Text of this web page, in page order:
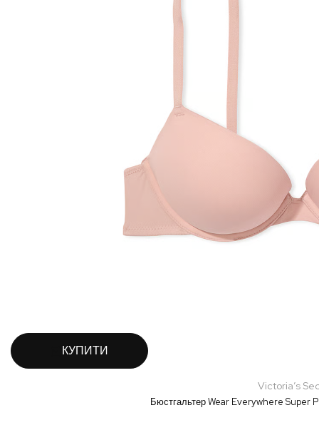
КУПИТИ
Victoria’s
Бюстгальтер Wear Everywhere Super